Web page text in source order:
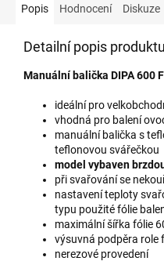
Popis Hodnocení Diskuze
Detailní popis produktu
Manuální balička DIPA600 F
ideální pro
vhodná pro balení
manuální balička s
teflonovou svářečkou
model vybaven
při svařování se
nastavení teploty
typu použité fólie
maximální šířka fólie
výsuvná podpěra role
nerezové provedení